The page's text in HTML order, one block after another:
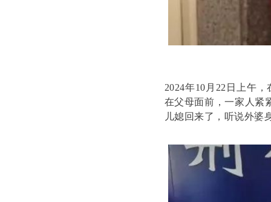
2024年10月22日上午
在父母面前，一家人紧
儿媳回来了，听说外婆